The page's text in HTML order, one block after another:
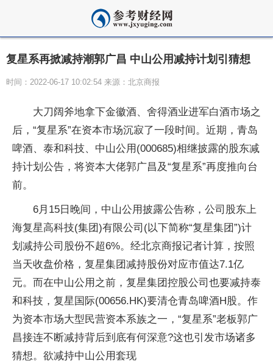
复星系再掀减持潮郭广昌 中山公用减持计划引猜想
时间：2022-06-17 10:02:54 来源：北京商报
大刀阔斧地拿下金徽酒、舍得酒业进军白酒市场之
后，“复星系”在资本市场沉寂了一段时间。 近期，青岛
啤酒、泰和科技、中山公用(000685)相继披露的股东减
持计划公告，将资本大佬郭广昌及“复星系”再度推向台
前。
6月15日晚间，中山公用披露公告称，公司股东上
海复星高科技(集团)有限公司(以下简称“复星集团”)计
划减持公司股份不超6%。经北京商报记者计算，按照
当天收盘价格，复星集团减持股份对应市值达7.1亿
元。而在中山公用之前，复星集团控股公司也要减持泰
和科技，复星国际(00656.HK)要清仓青岛啤酒H股。作
为资本市场大型民营资本系族之一，“复星系”老板郭广
昌接连不断减持背后到底有何深意?这也引发市场诸多
猜想。欲减持中山公用套现